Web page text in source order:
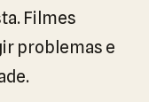
Filmes
problemas e